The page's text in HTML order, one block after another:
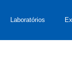
Laboratórios